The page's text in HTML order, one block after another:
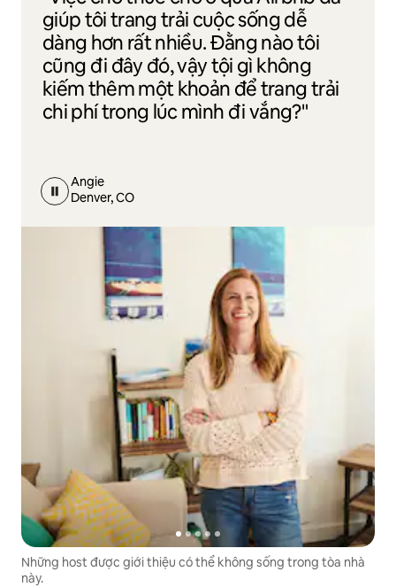
giúp tôi trang trải cuộc sống dễ
dàng hơn rất nhiều. Đằng nào tôi
cũng đi đây đó, vậy tội gì không
kiếm thêm một khoản để trang trải
chi phí trong lúc mình đi vắng?"
Angie
Denver, CO
Những host được giới thiệu có thể không sống trong tòa nhà
này.